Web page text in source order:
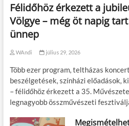
Félidőhöz érkezett a
Völgye – még öt napig
ünnep
WAndi július 29, 2026
Több ezer program, teltházas
beszélgetések, színházi előadások,
– félidőhöz érkezett a 35.
legnagyobb összművészeti